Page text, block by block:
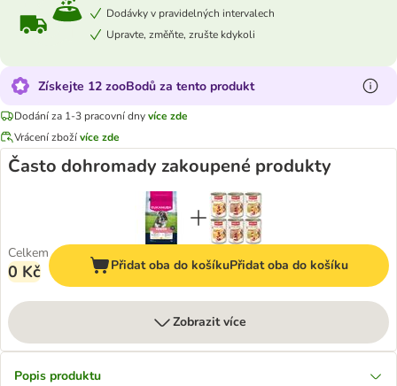
Dodávky v pravidelných intervalech
Upravte, změňte, zrušte kdykoli
Získejte 12 zooBodů za tento produkt
Dodání za 1-3 pracovní dnyvíce zde
Vrácení zbožívíce zde
Často dohromady zakoupené produkty
Celkem
0 Kč Přidat oba do košíkuPřidat oba do košíku
Zobrazit více
Popis produktu